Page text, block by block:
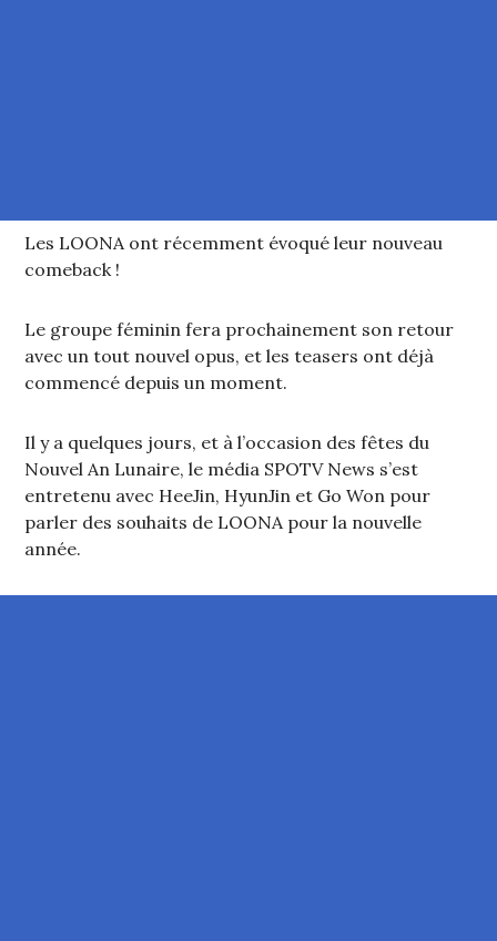
Les LOONA ont récemment évoqué leur nouveau
comeback !
Le groupe féminin fera prochainement son retour
avec un tout nouvel opus, et les teasers ont déjà
commencé depuis un moment.
Il y a quelques jours, et à l’occasion des fêtes du
Nouvel An Lunaire, le média SPOTV News s’est
entretenu avec HeeJin, HyunJin et Go Won pour
parler des souhaits de LOONA pour la nouvelle
année.